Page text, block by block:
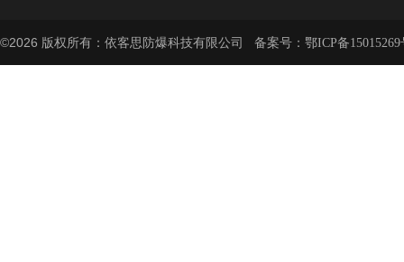
©2026 版权所有：依客思防爆科技有限公司 备案号： 鄂ICP备15015269